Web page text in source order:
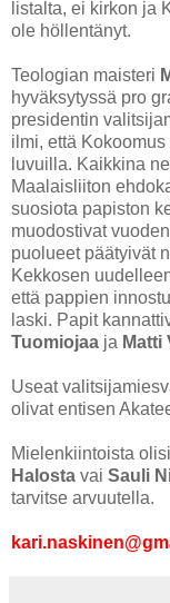
listalta, ei kirkon ja
ole höllentänyt.
Teologian maisteri
hyväksytyssä pro
presidentin
ilmi, että
luvuilla. Kaikkina
Maalaisliiton
suosiota papiston
muodostivat
puolueet päätyivät
Kekkosen
että pappien
laski. Papit
Tuomiojaa ja Matti
Useat
olivat entisen
Mielenkiintoista
Halosta vai Sauli
tarvitse arvuutella.